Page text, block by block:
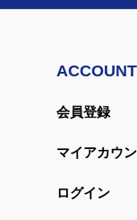
ACCOUNT
会員登録
マイアカウ
ログイン